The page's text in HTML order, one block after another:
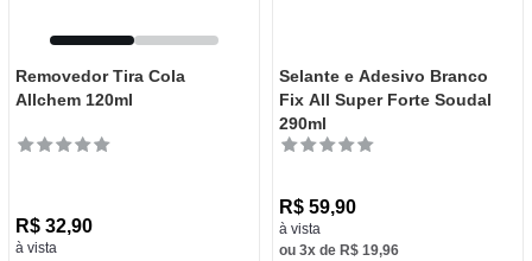
Removedor Tira Cola
Allchem 120ml
R$ 32,90
à vista
Selante e Adesivo Branco
Fix All Super Forte Soudal
290ml
R$ 59,90
à vista
ou 3x de R$ 19,96